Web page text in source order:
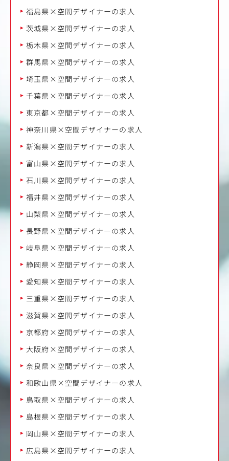
福島県×空間デザイナーの求人
茨城県×空間デザイナーの求人
栃木県×空間デザイナーの求人
群馬県×空間デザイナーの求人
埼玉県×空間デザイナーの求人
千葉県×空間デザイナーの求人
東京都×空間デザイナーの求人
神奈川県×空間デザイナーの求人
新潟県×空間デザイナーの求人
富山県×空間デザイナーの求人
石川県×空間デザイナーの求人
福井県×空間デザイナーの求人
山梨県×空間デザイナーの求人
長野県×空間デザイナーの求人
岐阜県×空間デザイナーの求人
静岡県×空間デザイナーの求人
愛知県×空間デザイナーの求人
三重県×空間デザイナーの求人
滋賀県×空間デザイナーの求人
京都府×空間デザイナーの求人
大阪府×空間デザイナーの求人
奈良県×空間デザイナーの求人
和歌山県×空間デザイナーの求人
鳥取県×空間デザイナーの求人
島根県×空間デザイナーの求人
岡山県×空間デザイナーの求人
広島県×空間デザイナーの求人